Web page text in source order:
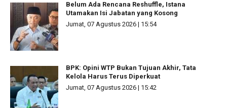
Belum Ada Rencana Reshuffle, Istana
Utamakan Isi Jabatan yang Kosong
Jumat, 07 Agustus 2026 | 15:54
BPK: Opini WTP Bukan Tujuan Akhir, Tata
Kelola Harus Terus Diperkuat
Jumat, 07 Agustus 2026 | 15:42